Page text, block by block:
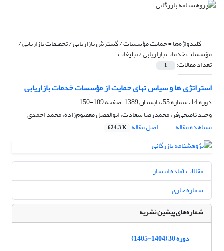
کلیدواژه‌ها =حمایت مؤسسات / گسترش بازاریابی / تحقیقات بازاریابی /
مؤسسات خدمات بازاریابی / تبلیغات
تعداد مقالات: 1
استراتژی ها و سیاس تهای حمایت از مؤسسات خدمات بازاریابی
دوره 14، شماره 55، تابستان 1389، صفحه
109-150
وحید ناصحی‌فر، محمدرضا سعادت، ابوالفضل معصوم‌زاده، محمد احمدی
مشاهده مقاله
اصل مقاله 624.3 K
مقالات آماده انتشار
شماره جاری
شماره‌های پیشین نشریه
دوره 30 (1404-1405)